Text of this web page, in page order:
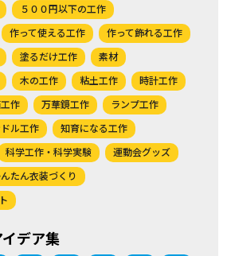
５００円以下の工作
作って使える工作
作って飾れる工作
塗るだけ工作
素材
木の工作 粘土工作
時計工作
作 万華鏡工作
ランプ工作
ル工作
知育になる工作
科学工作・科学実験
運動会グッズ
たん衣装づくり
デア集